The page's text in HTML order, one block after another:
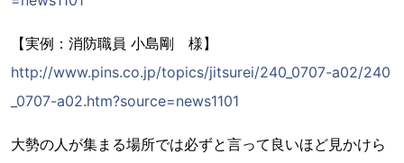
【実例：消防職員 小島剛 様】
http://www.pins.co.jp/topics/jitsurei/240_0707-a02/240
_0707-a02.htm?source=news1101
大勢の人が集まる場所では必ずと言って良いほど見かけら